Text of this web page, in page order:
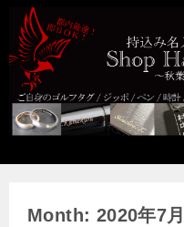
Month: 2020年7月